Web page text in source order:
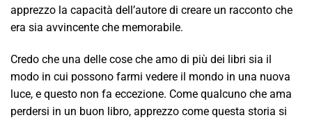
apprezzo la capacità dell’autore di creare un racconto che
era sia avvincente che memorabile.
Credo che una delle cose che amo di più dei libri sia il
modo in cui possono farmi vedere il mondo in una nuova
luce, e questo non fa eccezione. Come qualcuno che ama
perdersi in un buon libro, apprezzo come questa storia si